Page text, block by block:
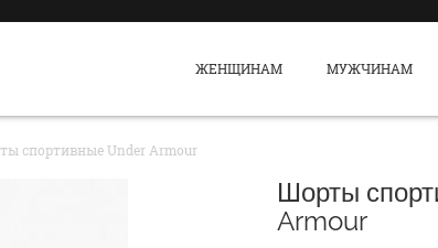
ЖЕНЩИНАМ МУЖЧИНАМ
спортивные Under Armour
Шорты
Armour